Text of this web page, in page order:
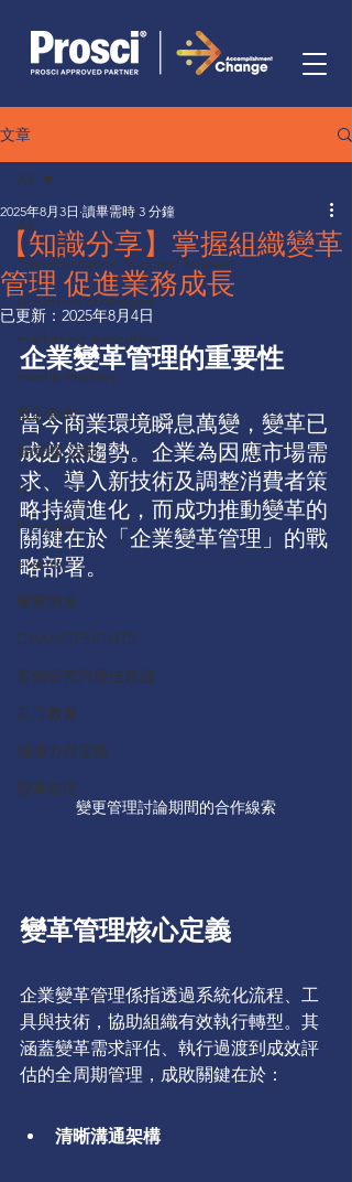
文章
All
Transformation Success Stories
Adoption strategies
marketing execution
media mastery
最新動向
睿變圈 活動
A.I.
Program
events
專家洞見
CHANGESIGHTS
案例研究與最佳實踐
高等教育
領導力與策略
變革管理
All
【知識分享】掌握組織變革
管理 促進業務成長
2025年8月3日 讀畢需時 3 分鐘
已更新： 2025年8月4日
企業變革管理的重要性
當今商業環境瞬息萬變，變革已
成必然趨勢。企業為因應市場需
求、導入新技術及調整消費者策
略持續進化，而成功推動變革的
關鍵在於「企業變革管理」的戰
略部署。
變更管理討論期間的合作線索
變革管理核心定義
企業變革管理係指透過系統化流程、工
具與技術，協助組織有效執行轉型。其
涵蓋變革需求評估、執行過渡到成效評
估的全周期管理，成敗關鍵在於：
清晰溝通架構